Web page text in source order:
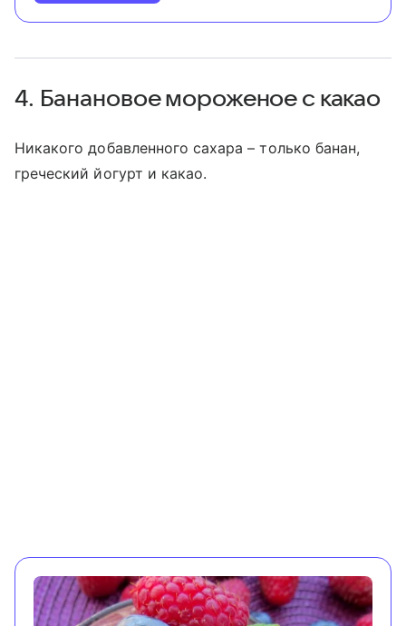
4. Банановое мороженое с какао
Никакого добавленного сахара – только банан,
греческий йогурт и какао.